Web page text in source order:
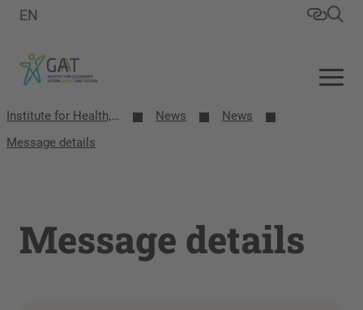
EN
Institute for Health, Aging, Work and Technology (GAT) News
News
Message details
Message details